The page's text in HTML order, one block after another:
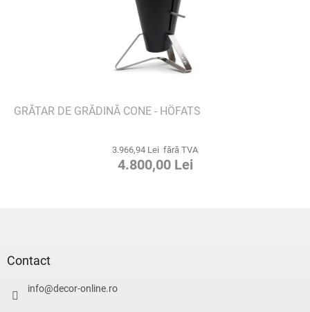
GRĂTAR DE GRĂDINĂ CONE - HÖFATS
3.966,94 Lei fără TVA
4.800,00 Lei
Contact
info@decor-online.ro